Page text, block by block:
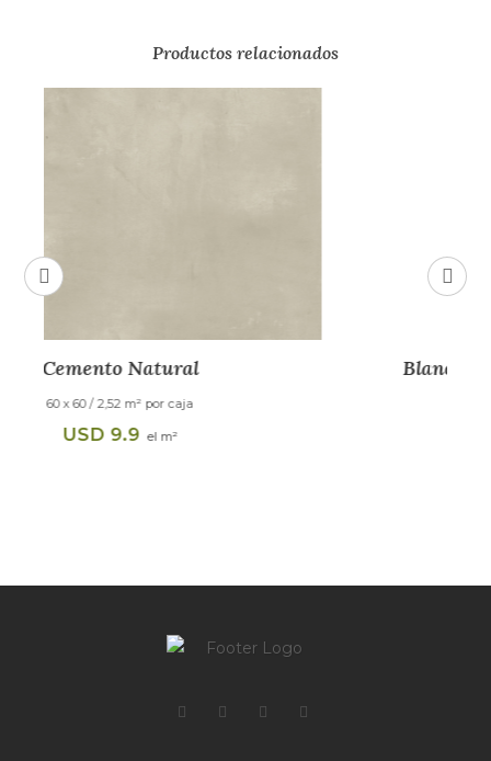
Productos relacionados
Blanco Mate Rectificado 325783
33 X 60 cm / 2,30 m² x caja